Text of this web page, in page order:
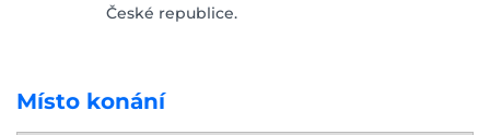
České republice.
Místo konání